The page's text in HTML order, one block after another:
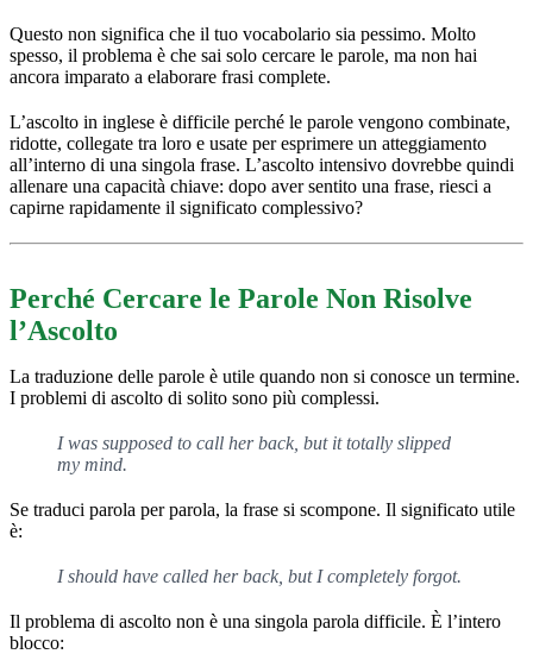
Questo non significa che il tuo vocabolario sia pessimo. Molto
spesso, il problema è che sai solo cercare le parole, ma non hai
ancora imparato a elaborare frasi complete.
L’ascolto in inglese è difficile perché le parole vengono combinate,
ridotte, collegate tra loro e usate per esprimere un atteggiamento
all’interno di una singola frase. L’ascolto intensivo dovrebbe quindi
allenare una capacità chiave: dopo aver sentito una frase, riesci a
capirne rapidamente il significato complessivo?
Perché Cercare le Parole Non Risolve
l’Ascolto
La traduzione delle parole è utile quando non si conosce un termine.
I problemi di ascolto di solito sono più complessi.
I was supposed to call her back, but it totally slipped
my mind.
Se traduci parola per parola, la frase si scompone. Il significato utile
è:
I should have called her back, but I completely forgot.
Il problema di ascolto non è una singola parola difficile. È l’intero
blocco: